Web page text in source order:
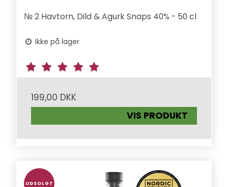
№ 2 Havtorn, Dild & Agurk Snaps 40% - 50 cl
Ikke på lager
199,00 DKK
VIS PRODUKT
UDSOLGT